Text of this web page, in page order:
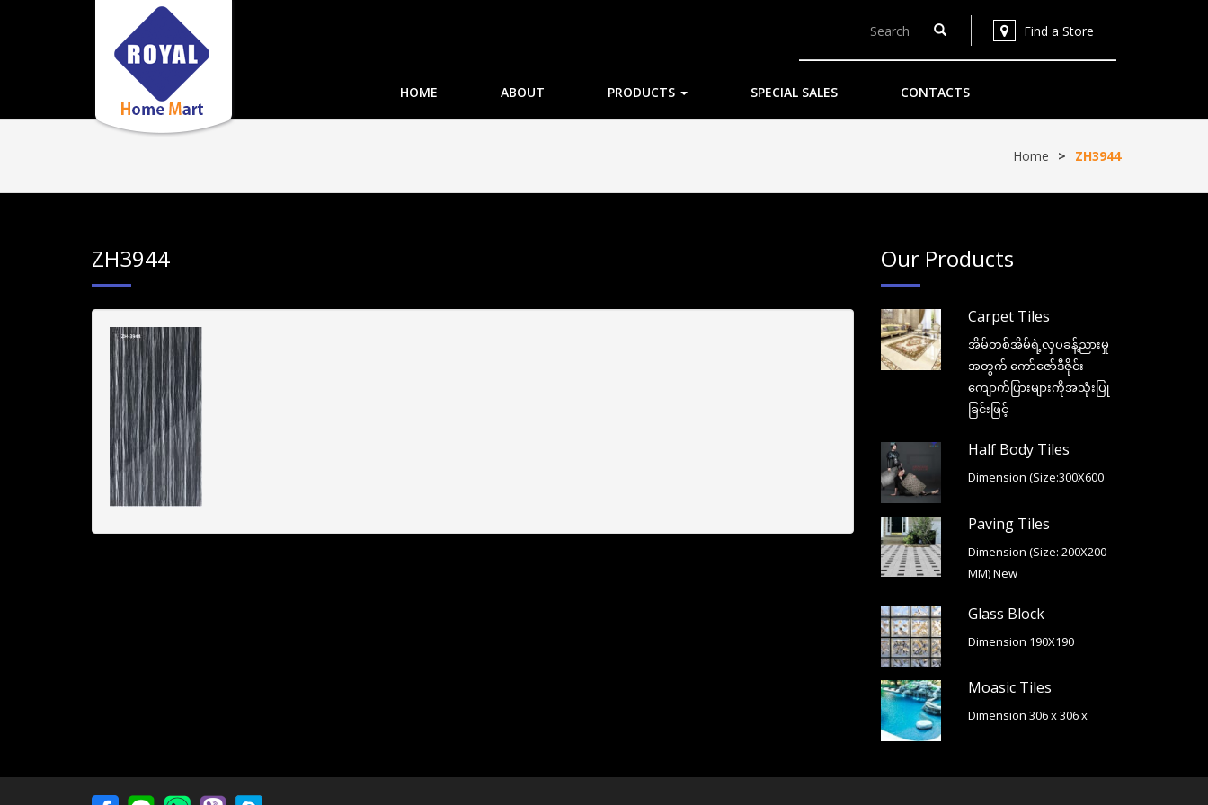
Find a Store
HOME ABOUT PRODUCTS SPECIAL SALES CONTACTS
Home > ZH3944
ZH3944 Our Products
Carpet Tiles
အိမ်တစ်အိမ်ရဲ့လှပခန့်ညားမှု
အတွက် ကော်ဇော်ဒီဇိုင်း
ကျောက်ပြားများကိုအသုံးပြု
ခြင်းဖြင့်
Half Body Tiles
Dimension (Size:300X600
Paving Tiles
Dimension (Size: 200X200
MM) New
Glass Block
Dimension 190X190
Moasic Tiles
Dimension 306 x 306 x